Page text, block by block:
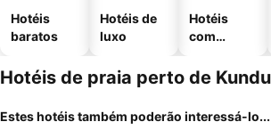
Hotéis
baratos
Hotéis de
luxo
Hotéis
com
Hotéis de praia perto de Kundu
Estes hotéis também poderão interessá-lo...